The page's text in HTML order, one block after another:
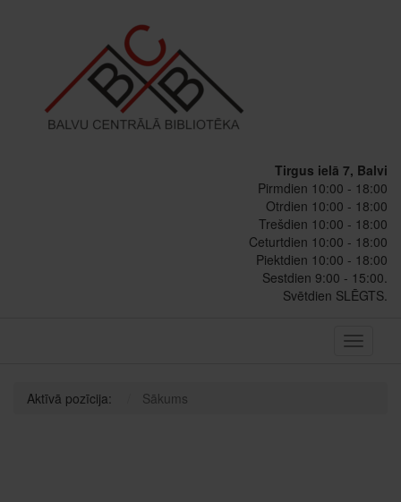
Tirgus ielā 7, Balvi
Pirmdien 10:00 - 18:00
Otrdien 10:00 - 18:00
Trešdien 10:00 - 18:00
Ceturtdien 10:00 - 18:00
Piektdien 10:00 - 18:00
Sestdien 9:00 - 15:00.
Svētdien SLĒGTS.
Toggle
Aktīvā pozīcija: Sākums